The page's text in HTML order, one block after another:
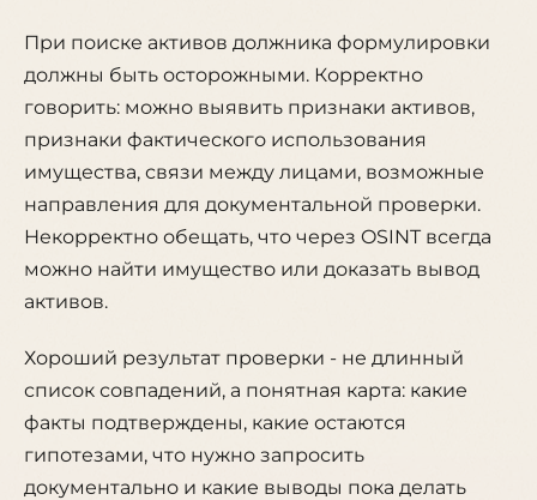
При поиске активов должника формулировки
должны быть осторожными. Корректно
говорить: можно выявить признаки активов,
признаки фактического использования
имущества, связи между лицами, возможные
направления для документальной проверки.
Некорректно обещать, что через OSINT всегда
можно найти имущество или доказать вывод
активов.
Хороший результат проверки - не длинный
список совпадений, а понятная карта: какие
факты подтверждены, какие остаются
гипотезами, что нужно запросить
документально и какие выводы пока делать